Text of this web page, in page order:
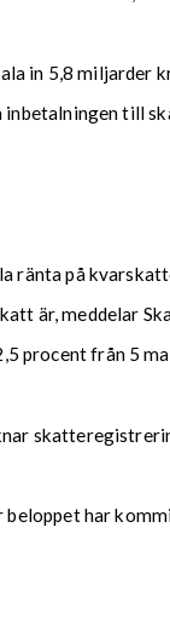
in 5,8 miljarder
till
ränta på
är, meddelar
procent från 5
beloppet har